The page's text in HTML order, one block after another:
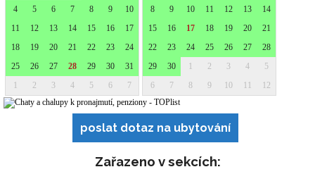
poslat dotaz na ubytování
Zařazeno v sekcích: